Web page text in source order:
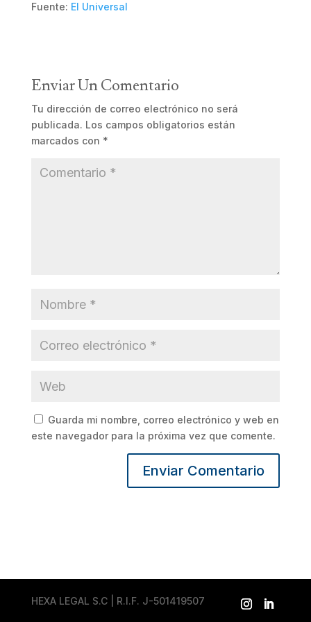
Fuente: El Universal
Enviar Un Comentario
Tu dirección de correo electrónico no será
publicada. Los campos obligatorios están
marcados con *
Guarda mi nombre, correo electrónico y web en
este navegador para la próxima vez que comente.
HEXA LEGAL S.C | R.I.F. J-501419507